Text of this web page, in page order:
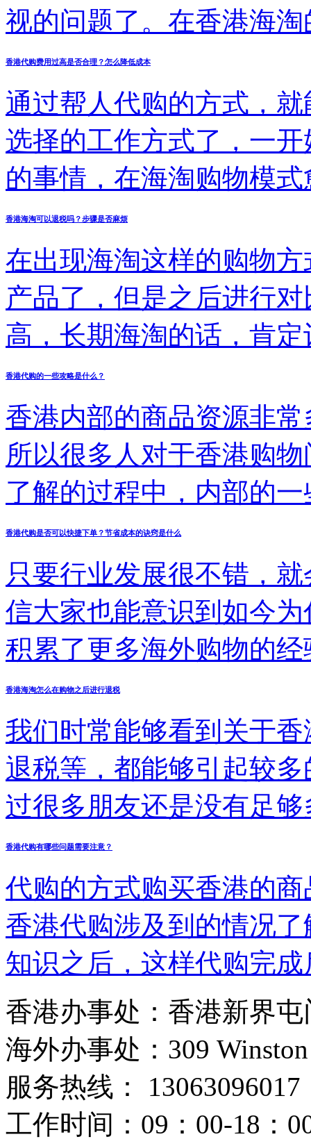
视的问题了。在香港海
呢？
香港代购费用过高是否合理？怎么降低成本
通过帮人代购的方式，
选择的工作方式了，一
的事情，在海淘购物模
是否真的这样呢？当我
一回事，也需要做好更
可以节省更多的成本了
体事宜。
香港海淘可以退税吗？步骤是否麻烦
在出现海淘这样的购物
产品了，但是之后进行
高，长期海淘的话，肯
这就是越来越多朋友都
加实惠呢？其实方法很
了，而香港海淘是否能
香港代购的一些攻略是什么？
香港内部的商品资源非
所以很多人对于香港购
了解的过程中，内部的
购物涉及到的攻略的操
放心，希望各位有购物
关的内容，这样购物完
了解代购过程中的情况
购的网站方面来看，能
站在具体内部的布局方
富，网站内部的服务态
的来掌握。把握清楚了
都非常好的网站。 理想
以令各位购物的人员更
关系。所以在关注运输
位相差很多。各位购物
样便可以选择到更加满
各部分的购物的体验性
是代购的模式购物，也
理想的售后服务的。只
物者的问题解决需要来
香港代购是否可以快捷下单？节省成本的诀窍是什么
只要行业发展很不错，
信大家也能意识到如今
积累了更多海外购物的
的问题，比如代购的成
困扰的事情，能否得到
多的朋友足够多的帮助了
香港海淘怎么在购物之后进行退税
我们时常能够看到关于
退税等，都能够引起较
过很多朋友还是没有足
品，实际上只要慢慢掌
单的事情了，想要知道
下的内容。
香港代购有哪些问题需要注意？
代购的方式购买香港的
香港代购涉及到的情况
知识之后，这样代购完
注代购问题的时候，涉
代购之后的满意度才会
应该从更多的角度来丰
香港办事处：香港新界
海外办事处：309
服务热线： 13063096017
工作时间：09：00-18：